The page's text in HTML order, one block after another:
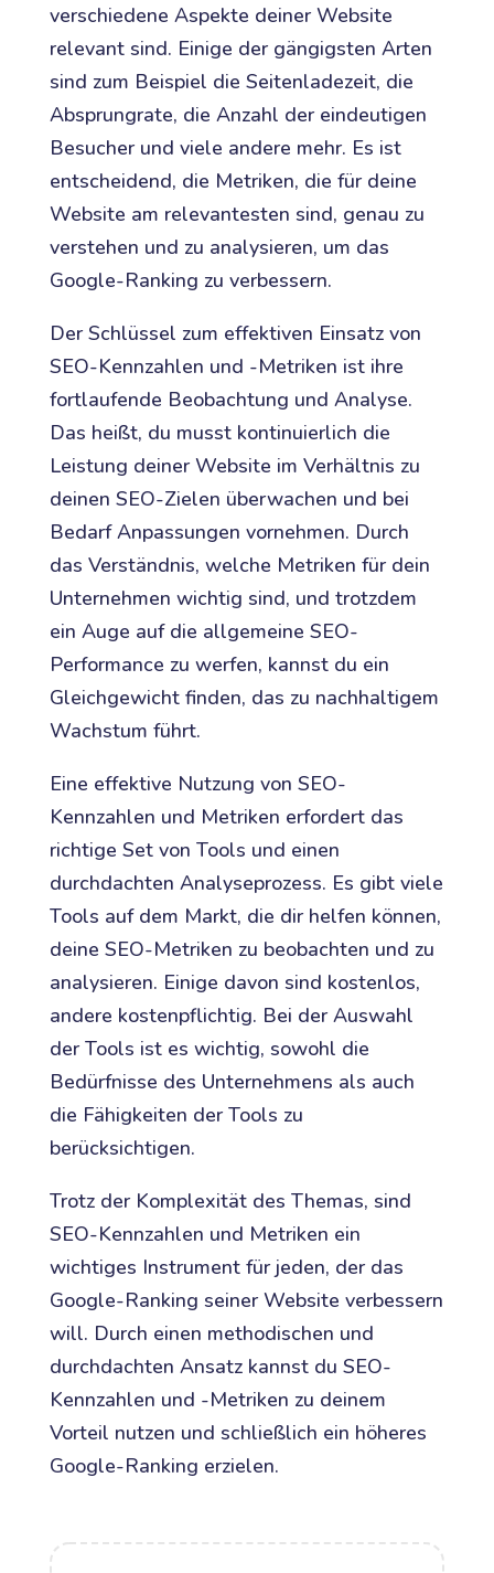
verschiedene Aspekte deiner Website
relevant sind. Einige der gängigsten Arten
sind zum Beispiel die Seitenladezeit, die
Absprungrate, die Anzahl der eindeutigen
Besucher und viele andere mehr. Es ist
entscheidend, die Metriken, die für deine
Website am relevantesten sind, genau zu
verstehen und zu analysieren, um das
Google-Ranking zu verbessern.
Der Schlüssel zum effektiven Einsatz von
SEO-Kennzahlen und -Metriken ist ihre
fortlaufende Beobachtung und Analyse.
Das heißt, du musst kontinuierlich die
Leistung deiner Website im Verhältnis zu
deinen SEO-Zielen überwachen und bei
Bedarf Anpassungen vornehmen. Durch
das Verständnis, welche Metriken für dein
Unternehmen wichtig sind, und trotzdem
ein Auge auf die allgemeine SEO-
Performance zu werfen, kannst du ein
Gleichgewicht finden, das zu nachhaltigem
Wachstum führt.
Eine effektive Nutzung von SEO-
Kennzahlen und Metriken erfordert das
richtige Set von Tools und einen
durchdachten Analyseprozess. Es gibt viele
Tools auf dem Markt, die dir helfen können,
deine SEO-Metriken zu beobachten und zu
analysieren. Einige davon sind kostenlos,
andere kostenpflichtig. Bei der Auswahl
der Tools ist es wichtig, sowohl die
Bedürfnisse des Unternehmens als auch
die Fähigkeiten der Tools zu
berücksichtigen.
Trotz der Komplexität des Themas, sind
SEO-Kennzahlen und Metriken ein
wichtiges Instrument für jeden, der das
Google-Ranking seiner Website verbessern
will. Durch einen methodischen und
durchdachten Ansatz kannst du SEO-
Kennzahlen und -Metriken zu deinem
Vorteil nutzen und schließlich ein höheres
Google-Ranking erzielen.